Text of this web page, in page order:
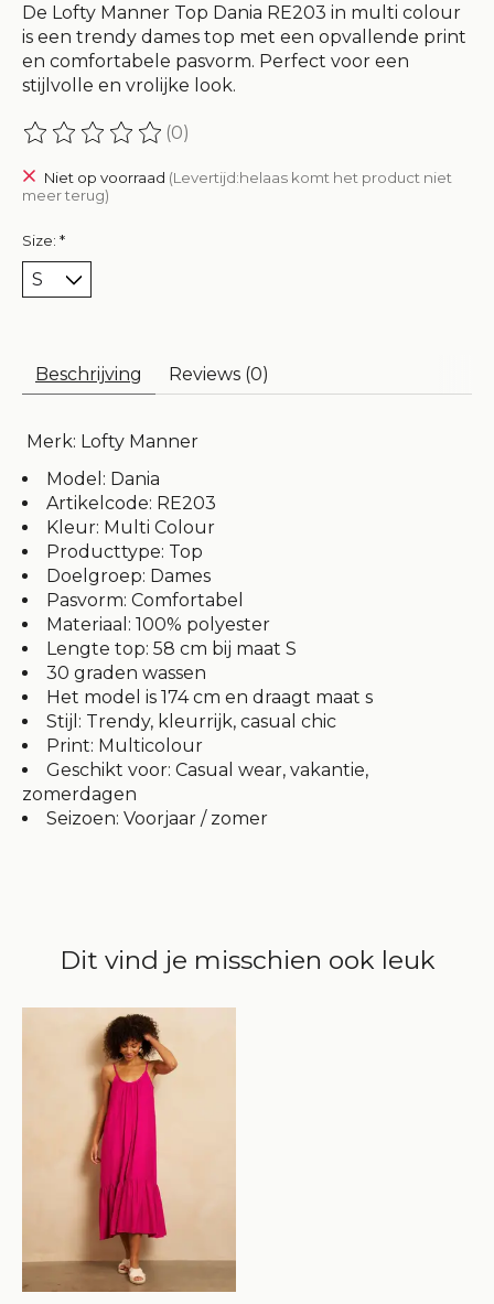
De Lofty Manner Top Dania RE203 in multi colour
is een trendy dames top met een opvallende print
en comfortabele pasvorm. Perfect voor een
stijlvolle en vrolijke look.
De beoordeling van dit product is
(0)
Niet op voorraad (Levertijd:helaas komt het product niet
meer terug)
Size: *
Beschrijving Reviews (0)
Merk: Lofty Manner
Model: Dania
Artikelcode: RE203
Kleur: Multi Colour
Producttype: Top
Doelgroep: Dames
Pasvorm: Comfortabel
Materiaal: 100% polyester
Lengte top: 58 cm bij maat S
30 graden wassen
Het model is 174 cm en draagt maat s
Stijl: Trendy, kleurrijk, casual chic
Print: Multicolour
Geschikt voor: Casual wear, vakantie,
zomerdagen
Seizoen: Voorjaar / zomer
Dit vind je misschien ook leuk
Items van productcarrousel